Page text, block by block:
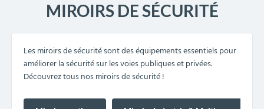
MIROIRS DE SÉCURITÉ
Les miroirs de sécurité sont des équipements essentiels pour
améliorer la sécurité sur les voies publiques et privées.
Découvrez tous nos miroirs de sécurité !